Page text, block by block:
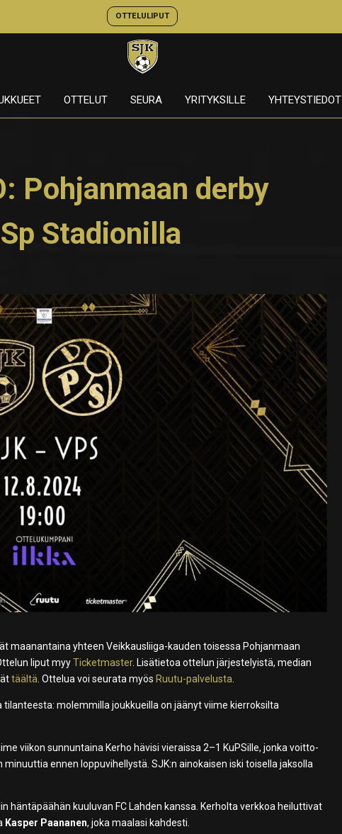
OTTELULIPUT
OTTELUT SEURA YRITYKSILLE YHTEYSTIEDOT
Pohjanmaan derby
Stadionilla
maanantaina yhteen Veikkausliiga-kauden toisessa Pohjanmaan
liput myyTicketmaster. Lisätietoa ottelun järjestelyistä, median
täältä. Ottelua voi seurata myös Ruutu-palvelusta.
molemmilla joukkueilla on jäänyt viime kierroksilta
viikon sunnuntaina Kerho hävisi vieraissa 2–1 KuPSille, jonka voitto-
ennen loppuvihellystä. SJK:n ainokaisen iski toisella jaksolla
häntäpäähän kuuluvan FC Lahden kanssa. Kerholta verkkoa heiluttivat
Kasper Paananen, joka maalasi kahdesti.